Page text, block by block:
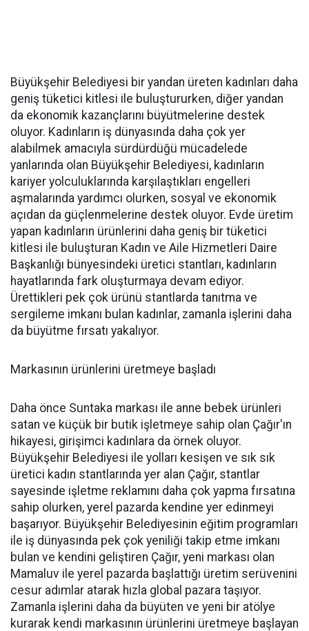
Büyükşehir Belediyesi bir yandan üreten kadınları daha
geniş tüketici kitlesi ile buluştururken, diğer yandan
da ekonomik kazançlarını büyütmelerine destek
oluyor. Kadınların iş dünyasında daha çok yer
alabilmek amacıyla sürdürdüğü mücadelede
yanlarında olan Büyükşehir Belediyesi, kadınların
kariyer yolculuklarında karşılaştıkları engelleri
aşmalarında yardımcı olurken, sosyal ve ekonomik
açıdan da güçlenmelerine destek oluyor. Evde üretim
yapan kadınların ürünlerini daha geniş bir tüketici
kitlesi ile buluşturan Kadın ve Aile Hizmetleri Daire
Başkanlığı bünyesindeki üretici stantları, kadınların
hayatlarında fark oluşturmaya devam ediyor.
Ürettikleri pek çok ürünü stantlarda tanıtma ve
sergileme imkanı bulan kadınlar, zamanla işlerini daha
da büyütme fırsatı yakalıyor.
Markasının ürünlerini üretmeye başladı
Daha önce Suntaka markası ile anne bebek ürünleri
satan ve küçük bir butik işletmeye sahip olan Çağır'ın
hikayesi, girişimci kadınlara da örnek oluyor.
Büyükşehir Belediyesi ile yolları kesişen ve sık sık
üretici kadın stantlarında yer alan Çağır, stantlar
sayesinde işletme reklamını daha çok yapma fırsatına
sahip olurken, yerel pazarda kendine yer edinmeyi
başarıyor. Büyükşehir Belediyesinin eğitim programları
ile iş dünyasında pek çok yeniliği takip etme imkanı
bulan ve kendini geliştiren Çağır, yeni markası olan
Mamaluv ile yerel pazarda başlattığı üretim serüvenini
cesur adımlar atarak hızla global pazara taşıyor.
Zamanla işlerini daha da büyüten ve yeni bir atölye
kurarak kendi markasının ürünlerini üretmeye başlayan